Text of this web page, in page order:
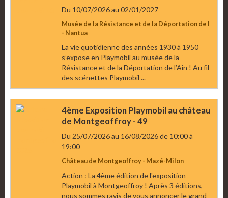
Du 10/07/2026au 02/01/2027
Musée de la Résistance et de la Déportation de l
- Nantua
La vie quotidienne des années 1930 à 1950
s’expose en Playmobil au musée de la
Résistance et de la Déportation de l’Ain ! Au fil
des scénettes Playmobil ...
4ème Exposition Playmobil au château
de Montgeoffroy - 49
Du 25/07/2026au 16/08/2026de 10:00à
19:00
Château de Montgeoffroy - Mazé-Milon
Action : La 4ème édition de l'exposition
Playmobil à Montgeoffroy ! Après 3 éditions,
nous sommes ravis de vous annoncer le grand